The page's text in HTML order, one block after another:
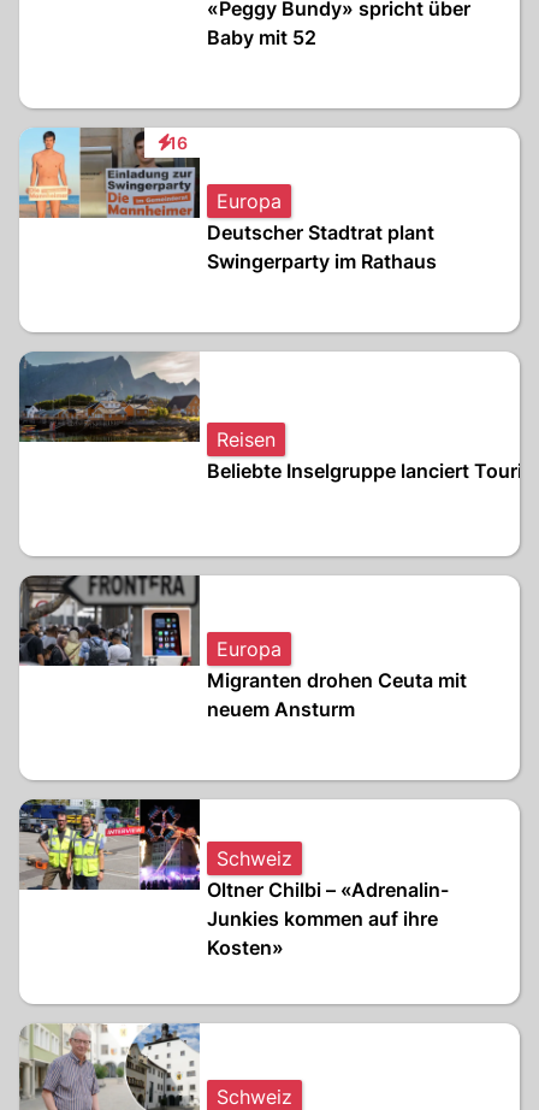
«Peggy Bundy» spricht über
Baby mit 52
16
Interaktionen
Europa
Deutscher Stadtrat plant
Swingerparty im Rathaus
Reisen
Beliebte Inselgruppe lanciert
Europa
Migranten drohen Ceuta mit
neuem Ansturm
Schweiz
Oltner Chilbi – «Adrenalin-
Junkies kommen auf ihre
Kosten»
Schweiz